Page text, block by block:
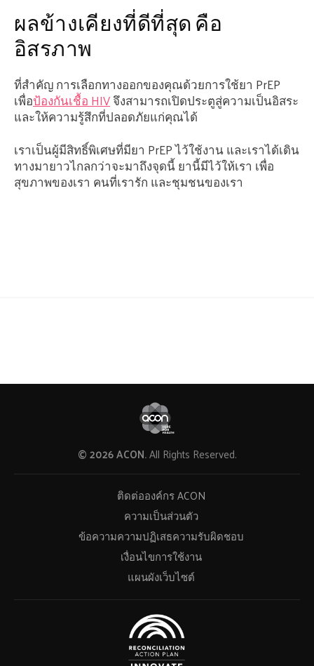
ผลข้างเคียงที่ดีที่สุด คือ
อิสรภาพ
ที่สำคัญ การเลือกทางออกของคุณด้วยการใช้ยา PrEP
เพื่อป้องกันเชื้อ HIVจึงสามารถเปิดประตูสู่ความเป็นอิสระ
และให้ความรู้สึกที่ปลอดภัยแก่คุณได้
เราเป็นผู้มีสิทธิ์พิเศษที่มียา PrEP ไว้ใช้งาน และเราได้เดิน
ทางมายาวไกลกว่าจะมาถึงจุดนี้ ยานี้มีไว้ให้เรา เพื่อ
สุขภาพของเรา คนที่เรารัก และชุมชนของเรา
© 2026 ACON.All Rights Reserved.
ติดต่อองค์กร ACON
ความเป็นส่วนตัว
ข้อความความปฏิเสธความรับผิดชอบ
เงื่อนไขการใช้งาน
แผนผังเว็บไซต์